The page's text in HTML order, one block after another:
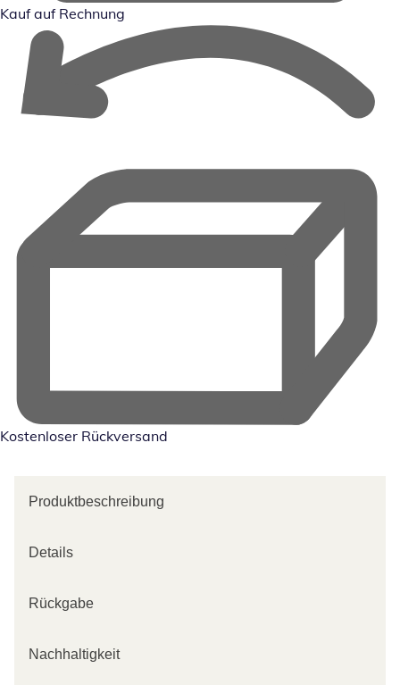
Kauf auf Rechnung
Kostenloser Rückversand
Produktbeschreibung
Details
Rückgabe
Nachhaltigkeit